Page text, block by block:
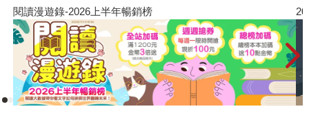
閱讀漫遊錄-2026上半年暢銷榜